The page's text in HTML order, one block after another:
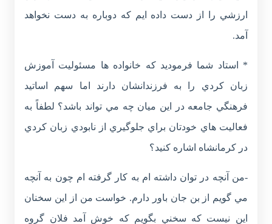
ارزشي را از دست داده ايم که دوباره به دست نخواهد
آمد.
* استاد شما فرموديد که خانواده ها مسئوليت آموزش
زبان کردي را به فرزندانشان دارند اما سهم اساتيد
فرهنگي جامعه در اين ميان چه مي تواند باشد؟ لطفاً به
فعاليت هاي خودتان براي جلوگيري از نابودي زبان کردي
در کرمانشاه اشاره کنيد؟
-من آنچه در توان داشته ام به کار گرفته ام چون به آنچه
مي گويم از بن جان باور دارم. خواست من از اين سخنان
اين نيست که سخني بگويم که خوش آمد فلان گروه